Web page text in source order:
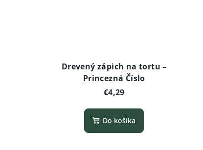
Drevený zápich na tortu –
Princezná Číslo
€4,29
Do košíka